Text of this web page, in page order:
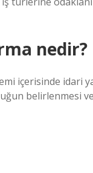
nedir?
içerisinde idari
belirlenmesi